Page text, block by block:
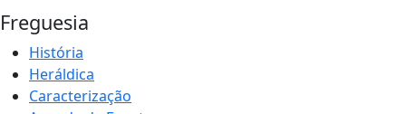
Freguesia
História
Heráldica
Caracterização